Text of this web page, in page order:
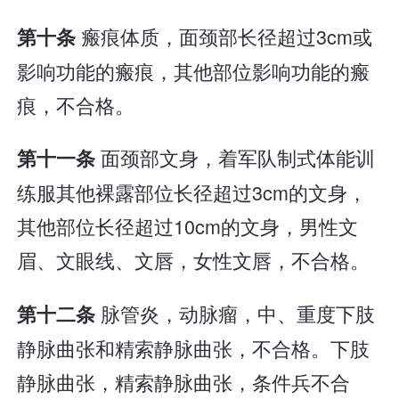
第十条 瘢痕体质，面颈部长径超过3cm或
影响功能的瘢痕，其他部位影响功能的瘢
痕，不合格。
第十一条面颈部文身，着军队制式体能训
练服其他裸露部位长径超过3cm的文身，
其他部位长径超过10cm的文身，男性文
眉、文眼线、文唇，女性文唇，不合格。
第十二条 脉管炎，动脉瘤，中、重度下肢
静脉曲张和精索静脉曲张，不合格。下肢
静脉曲张，精索静脉曲张，条件兵不合